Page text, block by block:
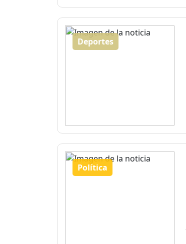
Deportes
Política